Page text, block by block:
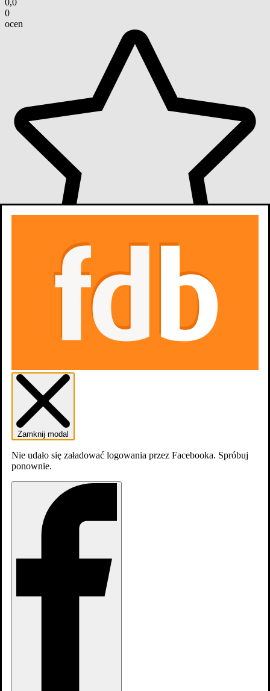
0,0
0
ocen
Dodaj do listy Listy
osób lubi
Filmografia
Zamknij modal
Nie udało się załadować logowania przez Facebooka. Spróbuj
ponownie.